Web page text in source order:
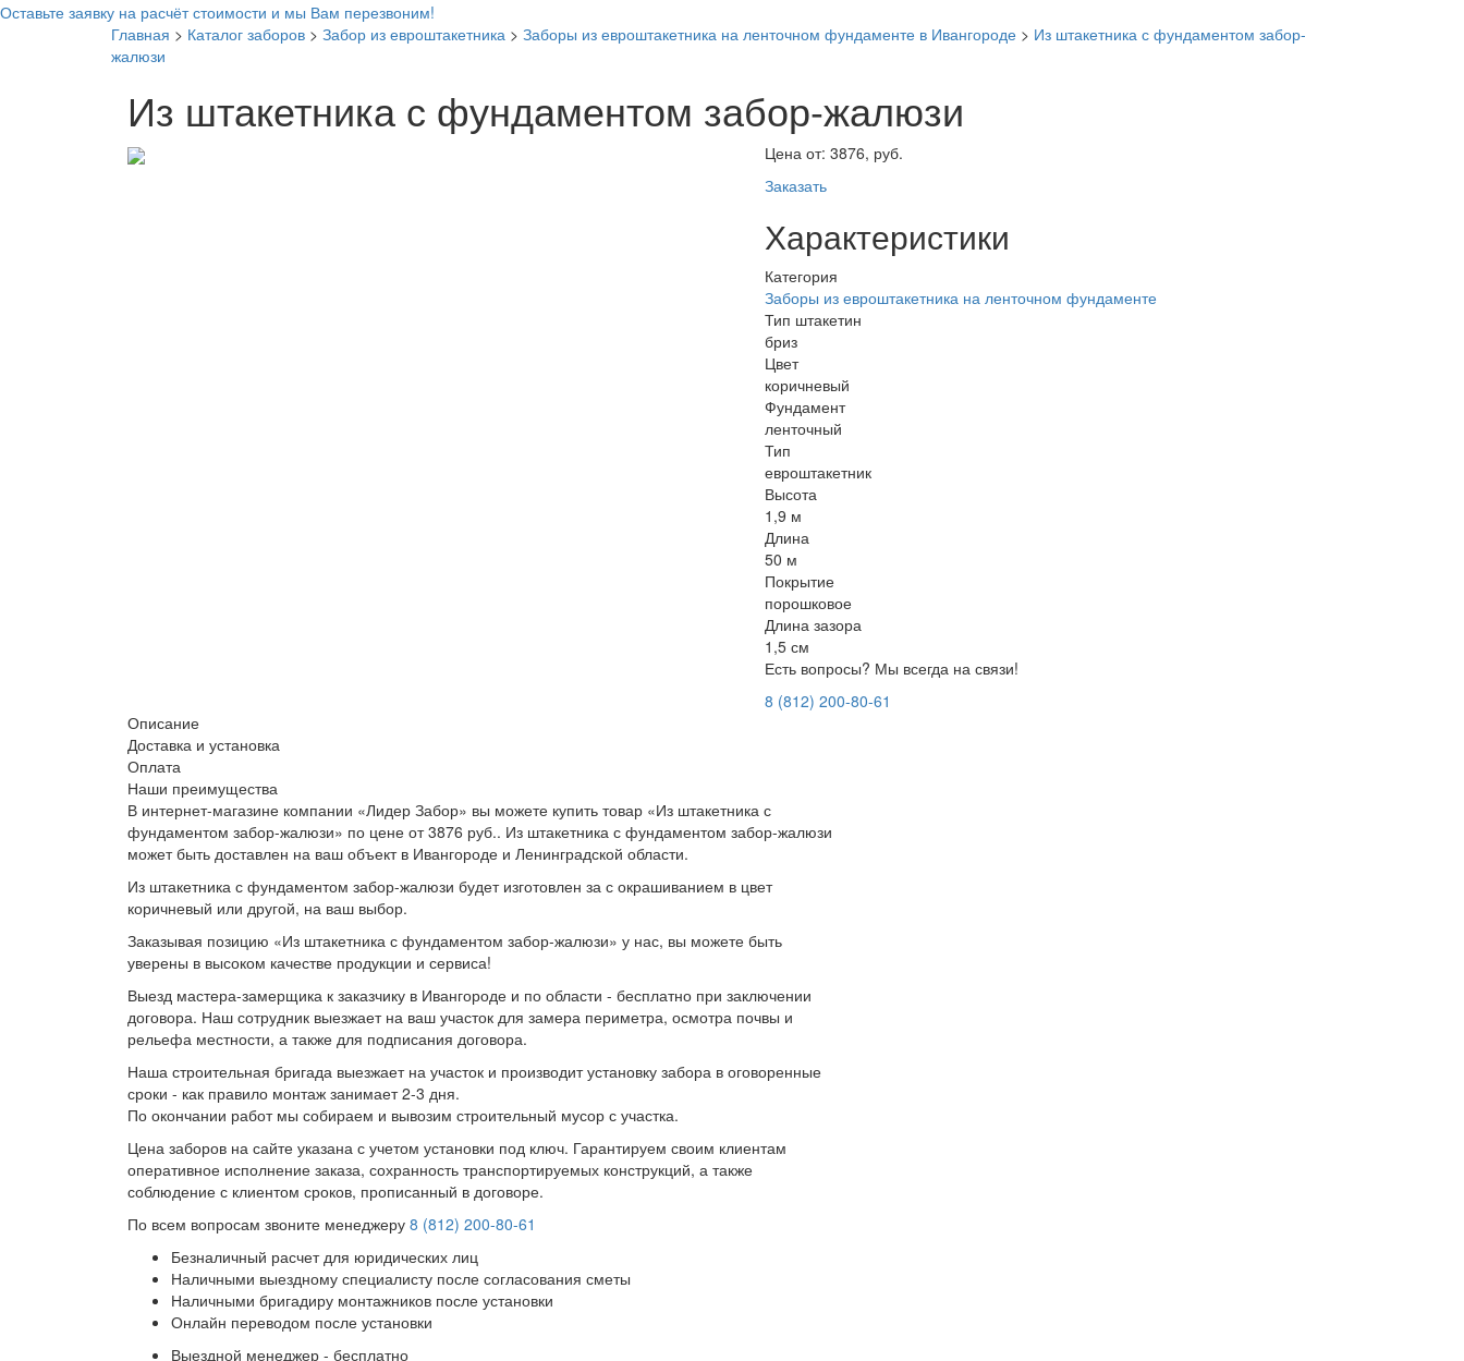
Оставьте заявку на расчёт стоимости и мы Вам перезвоним!
Главная > Каталог заборов > Забор из евроштакетника > Заборы из евроштакетника на ленточном фундаменте в Ивангороде > Из штакетника с фундаментом забор-
жалюзи
Из штакетника с фундаментом забор-жалюзи
Цена от: 3876, руб.
Заказать
Характеристики
Категория
Заборы из евроштакетника на ленточном фундаменте
Тип штакетин
бриз
Цвет
коричневый
Фундамент
ленточный
Тип
евроштакетник
Высота
1,9 м
Длина
50 м
Покрытие
порошковое
Длина зазора
1,5 см
Есть вопросы? Мы всегда на связи!
8 (812) 200-80-61
Описание
Доставка и установка
Оплата
Наши преимущества
В интернет-магазине компании «Лидер Забор» вы можете купить товар «Из штакетника с
фундаментом забор-жалюзи» по цене от 3876 руб.. Из штакетника с фундаментом забор-жалюзи
может быть доставлен на ваш объект в Ивангороде и Ленинградской области.
Из штакетника с фундаментом забор-жалюзи будет изготовлен за с окрашиванием в цвет
коричневый или другой, на ваш выбор.
Заказывая позицию «Из штакетника с фундаментом забор-жалюзи» у нас, вы можете быть
уверены в высоком качестве продукции и сервиса!
Выезд мастера-замерщика к заказчику в Ивангороде и по области - бесплатно при заключении
договора. Наш сотрудник выезжает на ваш участок для замера периметра, осмотра почвы и
рельефа местности, а также для подписания договора.
Наша строительная бригада выезжает на участок и производит установку забора в оговоренные
сроки - как правило монтаж занимает 2-3 дня.
По окончании работ мы собираем и вывозим строительный мусор с участка.
Цена заборов на сайте указана с учетом установки под ключ. Гарантируем своим клиентам
оперативное исполнение заказа, сохранность транспортируемых конструкций, а также
соблюдение с клиентом сроков, прописанный в договоре.
По всем вопросам звоните менеджеру 8 (812) 200-80-61
Безналичный расчет для юридических лиц
Наличными выездному специалисту после согласования сметы
Наличными бригадиру монтажников после установки
Онлайн переводом после установки
Выездной менеджер - бесплатно